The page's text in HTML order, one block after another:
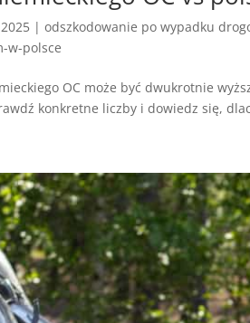
|odszkodowanie po wypadku
w-polsce
OC może być dwukrotnie
konkretne liczby i dowiedz się,